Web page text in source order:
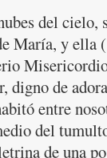
del cielo,
María, y ella
digno de
entre
del
de una